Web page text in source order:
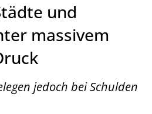
und
massivem
jedoch bei Schulden